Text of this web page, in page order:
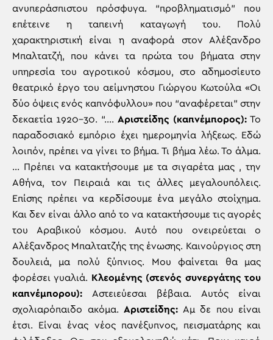
ανυπεράσπιστου πρόσφυγα. “προβληματισμό” που
επέτεινε η ταπεινή καταγωγή του. Πολύ
χαρακτηριστική είναι η αναφορά στον Αλέξανδρο
Μπαλτατζή, που κάνει τα πρώτα του βήματα στην
υπηρεσία του αγροτικού κόσμου, στο αδημοσίευτο
θεατρικό έργο του αείμνηστου Γιώργου Κωτούλα «Οι
δύο όψεις ενός καπνόφυλλου» που “αναφέρεται” στην
δεκαετία 1920-30. “…. Αριστείδης (καπνέμπορος): Το
παραδοσιακό εμπόριο έχει ημερομηνία λήξεως. Εδώ
λοιπόν, πρέπει να γίνει το βήμα. Τι βήμα λέω. Το άλμα.
… Πρέπει να κατακτήσουμε με τα σιγαρέτα μας , την
Αθήνα, τον Πειραιά και τις άλλες μεγαλουπόλεις.
Επίσης πρέπει να κερδίσουμε ένα μεγάλο στοίχημα.
Και δεν είναι άλλο από το να κατακτήσουμε τις αγορές
του Αραβικού κόσμου. Αυτό που ονειρεύεται ο
Αλέξανδρος Μπαλτατζής της ένωσης. Καινούργιος στη
δουλειά, μα πολύ ξύπνιος. Μου φαίνεται θα μας
φορέσει γυαλιά. Κλεομένης (στενός συνεργάτης του
καπνέμπορου): Αστειεύεσαι βέβαια. Αυτός είναι
σχολιαρόπαιδο ακόμα. Αριστείδης: Αμ δε που είναι
έτσι. Είναι ένας νέος πανέξυπνος, πεισματάρης και